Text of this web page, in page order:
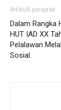
Artikulli paraprak
Dalam Rangka
HUT IAD XX
Pelalawan
Sosial.